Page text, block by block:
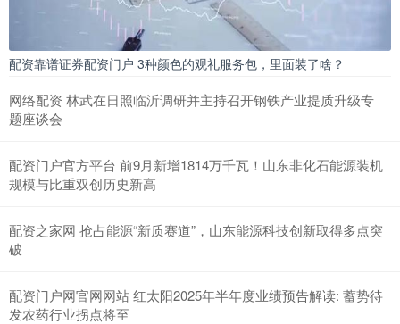
配资靠谱证券配资门户 3种颜色的观礼服务包，里面装了啥？
网络配资 林武在日照临沂调研并主持召开钢铁产业提质升级专
题座谈会
配资门户官方平台 前9月新增1814万千瓦！山东非化石能源装机
规模与比重双创历史新高
配资之家网 抢占能源“新质赛道”，山东能源科技创新取得多点突
破
配资门户网官网网站 红太阳2025年半年度业绩预告解读: 蓄势待
发农药行业拐点将至